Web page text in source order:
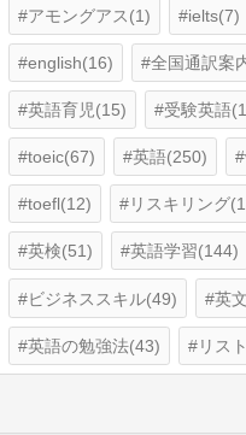
アモングアス(1) ielts(7)
english(16) 全国通訳案
英語育児(15) 受験英語
toeic(67) 英語(250)
toefl(12) リスキリング
英検(51) 英語学習(144)
ビジネススキル(49) 英
英語の勉強法(43) リス